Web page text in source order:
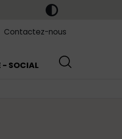
Contactez-nous
- SOCIAL